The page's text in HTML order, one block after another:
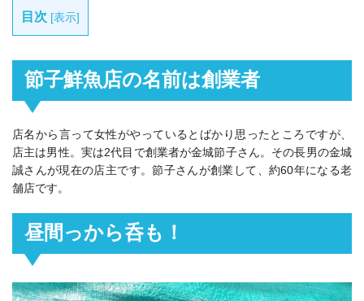
目次 [表示]
節子鮮魚店の名前は創業者
店名から言って女性がやっているとばかり思ったところですが、
店主は男性。実は2代目で創業者が金城節子さん。その長男の金城
誠さんが現在の店主です。節子さんが創業して、約60年になる老
舗店です。
昼間っから呑も！